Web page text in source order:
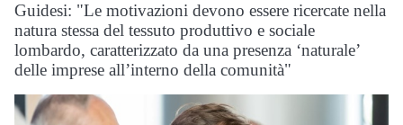
Guidesi: "Le motivazioni devono essere ricercate nella
natura stessa del tessuto produttivo e sociale
lombardo, caratterizzato da una presenza ‘naturale’
delle imprese all’interno della comunità"